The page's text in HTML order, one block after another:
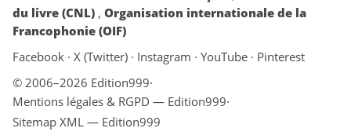
du livre (CNL) , Organisation internationale de la
Francophonie (OIF)
Facebook · X (Twitter) · Instagram · YouTube · Pinterest
© 2006–2026 Edition999·
Mentions légales & RGPD — Edition999·
Sitemap XML — Edition999